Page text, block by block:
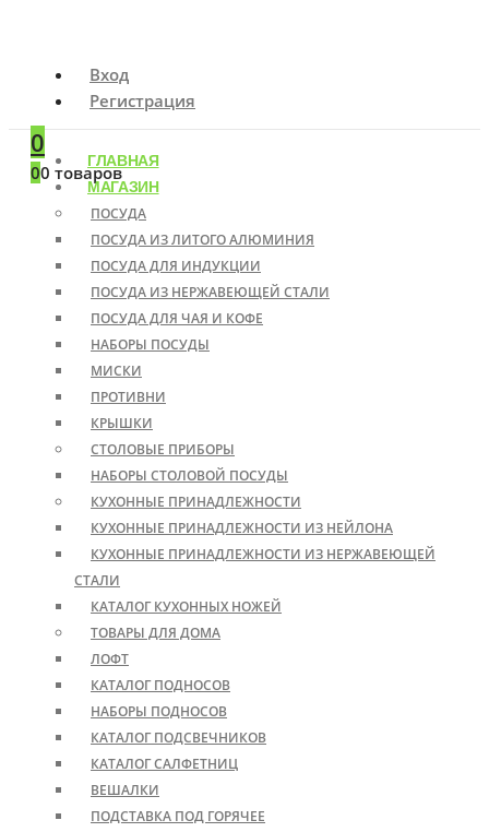
Вход
Регистрация
0
00 товаров
ГЛАВНАЯ
МАГАЗИН
ПОСУДА
ПОСУДА ИЗ ЛИТОГО АЛЮМИНИЯ
ПОСУДА ДЛЯ ИНДУКЦИИ
ПОСУДА ИЗ НЕРЖАВЕЮЩЕЙ СТАЛИ
ПОСУДА ДЛЯ ЧАЯ И КОФЕ
НАБОРЫ ПОСУДЫ
МИСКИ
ПРОТИВНИ
КРЫШКИ
СТОЛОВЫЕ ПРИБОРЫ
НАБОРЫ СТОЛОВОЙ ПОСУДЫ
КУХОННЫЕ ПРИНАДЛЕЖНОСТИ
КУХОННЫЕ ПРИНАДЛЕЖНОСТИ ИЗ НЕЙЛОНА
КУХОННЫЕ ПРИНАДЛЕЖНОСТИ ИЗ НЕРЖАВЕЮЩЕЙ
СТАЛИ
КАТАЛОГ КУХОННЫХ НОЖЕЙ
ТОВАРЫ ДЛЯ ДОМА
ЛОФТ
КАТАЛОГ ПОДНОСОВ
НАБОРЫ ПОДНОСОВ
КАТАЛОГ ПОДСВЕЧНИКОВ
КАТАЛОГ САЛФЕТНИЦ
ВЕШАЛКИ
ПОДСТАВКА ПОД ГОРЯЧЕЕ